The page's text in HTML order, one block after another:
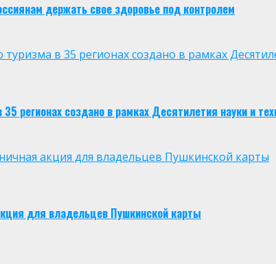
держать свое здоровье под контролем
в 35 регионах создано в рамках
регионах создано в рамках Десятилетия науки и
акция для владельцев Пушкинской карты
для владельцев Пушкинской карты